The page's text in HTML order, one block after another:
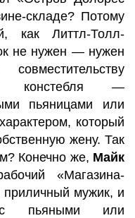
складе? Потому
как Литтл-Толл-
не нужен — нужен
констебля —
пьяницами или
который
жену. Так
Конечно же, Майк
«Магазина-
мужик, и
с пьяными или